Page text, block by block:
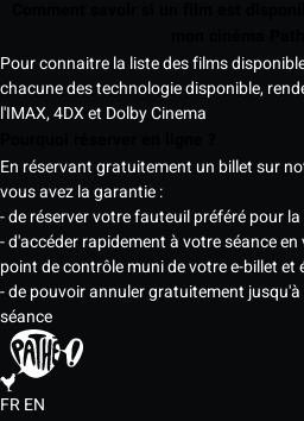
Pour connaitre la liste des films
chacune des technologie disponible,
l'IMAX, 4DX et Dolby Cinema
En réservant gratuitement un billet sur
vous avez la garantie :
- de réserver votre fauteuil préféré pour
- d'accéder rapidement à votre séance
point de contrôle muni de votre e-billet
- de pouvoir annuler gratuitement
séance
FREN